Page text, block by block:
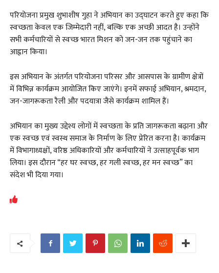
परियोजना प्रमुख शुभाशीष गुहा ने अभियान का उद्घाटन करते हुए कहा कि
स्वच्छता केवल एक जिम्मेदारी नहीं, बल्कि एक अच्छी आदत है। उन्होंने
सभी कर्मचारियों से स्वच्छ भारत मिशन को जन-जन तक पहुंचाने का
आह्वान किया।
इस अभियान के अंतर्गत परियोजना परिसर और आसपास के ग्रामीण क्षेत्रों
में विभिन्न कार्यक्रम आयोजित किए जाएंगे। इनमें सफाई अभियान, श्रमदान,
जन-जागरूकता रैली और पदयात्रा जैसे कार्यक्रम शामिल हैं।
अभियान का मुख्य उद्देश्य लोगों में स्वच्छता के प्रति जागरूकता बढ़ाना और
एक स्वच्छ एवं स्वस्थ समाज के निर्माण के लिए प्रेरित करना है। कार्यक्रम
में विभागाध्यक्षों, वरिष्ठ अधिकारियों और कर्मचारियों ने उत्साहपूर्वक भाग
लिया। इस दौरान “हर घर स्वच्छ, हर गली स्वच्छ, हर मन स्वच्छ” का
संदेश भी दिया गया।